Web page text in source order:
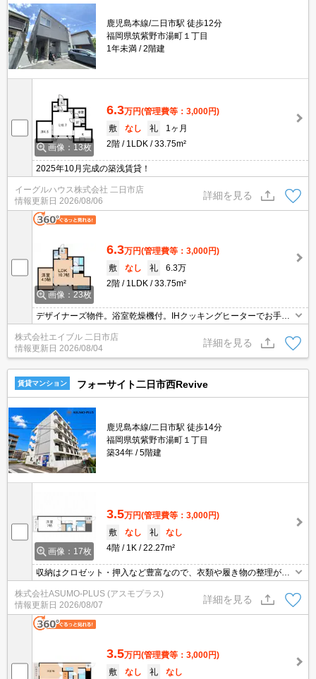
鹿児島本線/二日市駅 徒歩12分
福岡県筑紫野市湯町１丁目
1年未満
2階建
画像：13枚
6.3万円(管理費等：3,000円)
敷
なし 礼
1ヶ月
2階
1LDK 33.75m²
2025年10月完成の築浅賃貸！
イーグルハウス株式会社 二日市店
情報更新日 2026/08/06
詳細を見る
画像：23枚
6.3万円(管理費等：3,000円)
敷
なし 礼
6.3万
2階
1LDK 33.75m²
デザイナーズ物件。浴室乾燥機付。IHクッキングヒーターでお手入
トロック。二人入居可。
株式会社エイブル 二日市店
情報更新日 2026/08/04
詳細を見る
賃貸マンション フォーサイト二日市西Revive
鹿児島本線/二日市駅 徒歩14分
福岡県筑紫野市湯町１丁目
築34年
5階建
画像：17枚
3.5万円(管理費等：3,000円)
敷
なし 礼
なし
4階
1K 22.27m²
収納はクロゼット・押入など豊富なので、衣類や履き物の整理がし
イヤーなどをまとめてスッキリ収納できます。敷金・礼金ゼロ円な
ので、初期費用節約につながります。バルコニーをご活用いただけ
ます。あこがれのフローリング物件で新生活を始めましょう。
株式会社ASUMO-PLUS (アスモプラス)
情報更新日 2026/08/07
詳細を見る
3.5万円(管理費等：3,000円)
敷
なし 礼 なし